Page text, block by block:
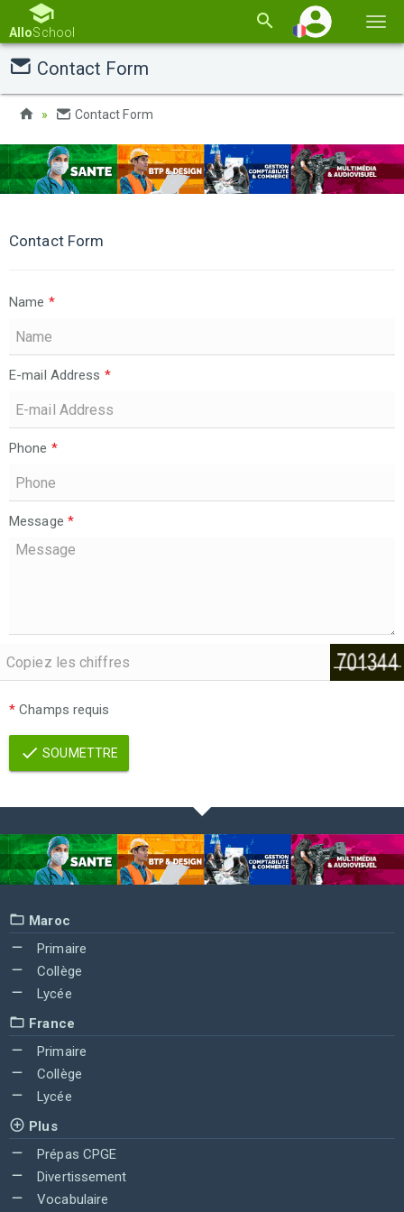
la
AlloSchool
Contact Form
Contact Form
Contact Form
Name *
E-mail Address *
Phone *
Message *
* Champs requis
SOUMETTRE
Maroc
Primaire
Collège
Lycée
France
Primaire
Collège
Lycée
Plus
Prépas CPGE
Divertissement
Vocabulaire